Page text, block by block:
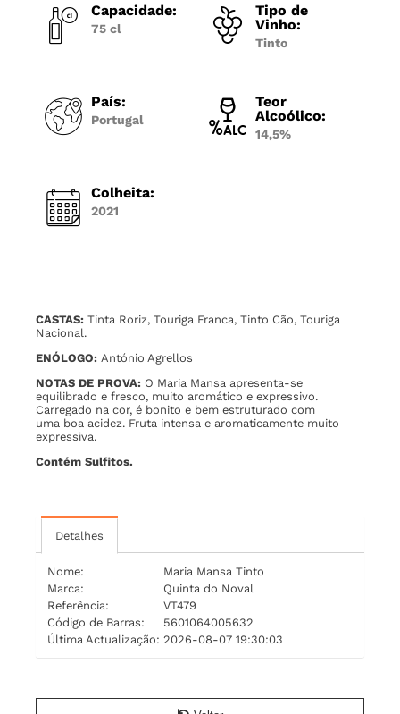
Capacidade:
75 cl
Tipo de
Vinho:
Tinto
País:
Portugal
Teor
Alcoólico:
14,5%
Colheita:
2021
CASTAS: Tinta Roriz, Touriga Franca, Tinto Cão, Touriga
Nacional.
ENÓLOGO: António Agrellos
NOTAS DE PROVA: O Maria Mansa apresenta-se
equilibrado e fresco, muito aromático e expressivo.
Carregado na cor, é bonito e bem estruturado com
uma boa acidez. Fruta intensa e aromaticamente muito
expressiva.
Contém Sulfitos.
Detalhes
Nome:
Maria Mansa Tinto
Marca:
Quinta do Noval
Referência:
VT479
Código de Barras:
5601064005632
Última Actualização: 2026-08-07 19:30:03